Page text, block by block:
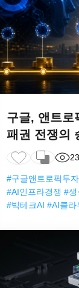
구글, 앤트
패권 전쟁의
#구글앤트로픽투
#AI인프라경쟁 #
#빅테크AI #AI클